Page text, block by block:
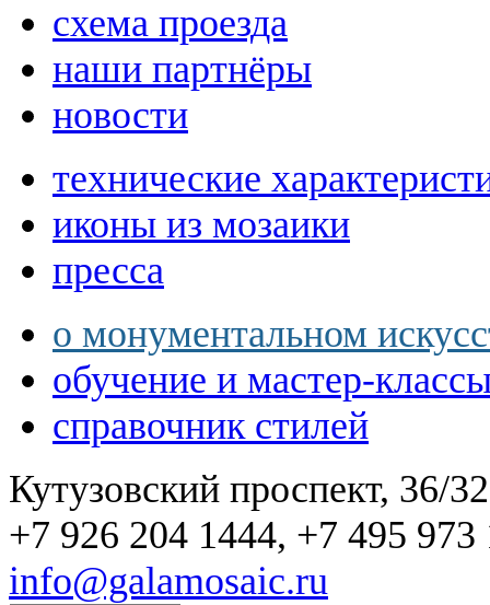
схема проезда
наши партнёры
новости
технические
иконы из мозаики
пресса
о монументальном
обучение и мастер-
справочник стилей
Кутузовский проспект, 36/
+7 926 204 1444, +7 495 973
info@galamosaic.ru